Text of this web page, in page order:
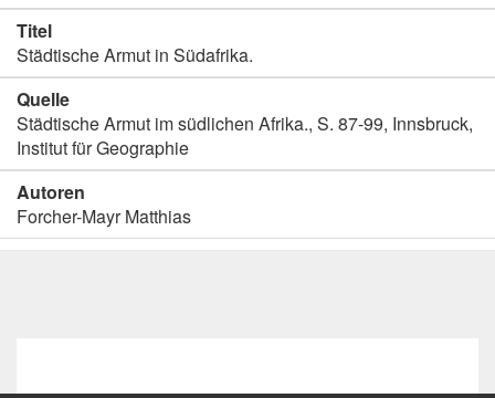
Titel
Städtische Armut in Südafrika.
Quelle
Städtische Armut im südlichen Afrika., S. 87-99, Innsbruck,
Institut für Geographie
Autoren
Forcher-Mayr Matthias